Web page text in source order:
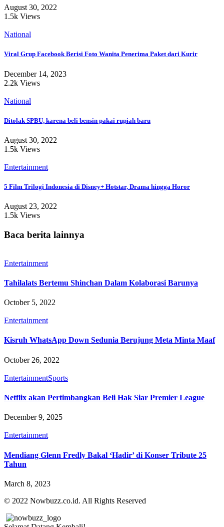
August 30, 2022
1.5k Views
National
Viral Grup Facebook Berisi Foto Wanita Penerima Paket dari Kurir
December 14, 2023
2.2k Views
National
Ditolak SPBU, karena beli bensin pakai rupiah baru
August 30, 2022
1.5k Views
Entertainment
5 Film Trilogi Indonesia di Disney+ Hotstar, Drama hingga Horor
August 23, 2022
1.5k Views
Baca berita lainnya
Entertainment
Tahilalats Bertemu Shinchan Dalam Kolaborasi Barunya
October 5, 2022
Entertainment
Kisruh WhatsApp Down Sedunia Berujung Meta Minta Maaf
October 26, 2022
EntertainmentSports
Netflix akan Pertimbangkan Beli Hak Siar Premier League
December 9, 2025
Entertainment
Mendiang Glenn Fredly Bakal ‘Hadir’ di Konser Tribute 25
Tahun
March 8, 2023
© 2022 Nowbuzz.co.id. All Rights Reserved